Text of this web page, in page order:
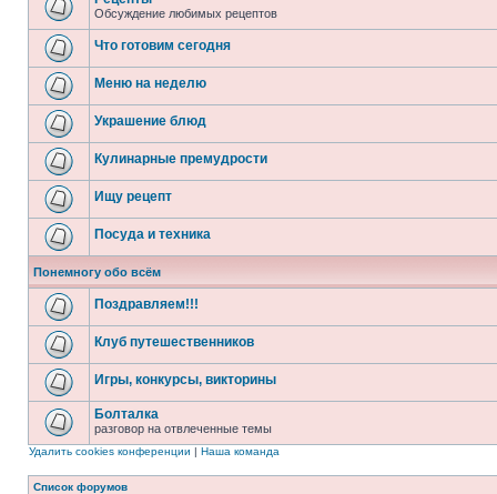
Обсуждение любимых рецептов
Что готовим сегодня
Меню на неделю
Украшение блюд
Кулинарные премудрости
Ищу рецепт
Посуда и техника
Понемногу обо всём
Поздравляем!!!
Клуб путешественников
Игры, конкурсы, викторины
Болталка
разговор на отвлеченные темы
Удалить cookies конференции | Наша команда
Список форумов